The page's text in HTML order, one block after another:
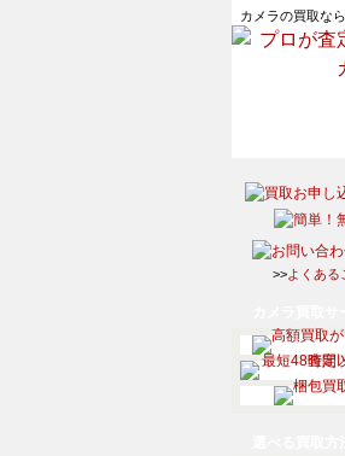
カメラの買取な
>>よくある